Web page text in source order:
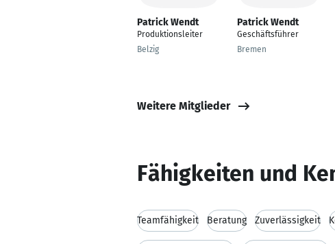
Patrick Wendt
Produktionsleiter
Belzig
Patrick Wendt
Geschäftsführer
Bremen
Weitere Mitglieder
Fähigkeiten und
Teamfähigkeit Beratung Zuverlässigkeit